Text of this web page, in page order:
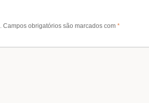
Campos obrigatórios são marcados com *